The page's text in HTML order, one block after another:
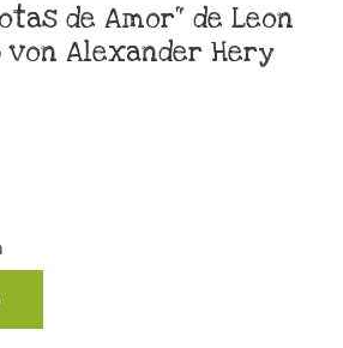
de Amor“ de Leon
von Alexander Hery